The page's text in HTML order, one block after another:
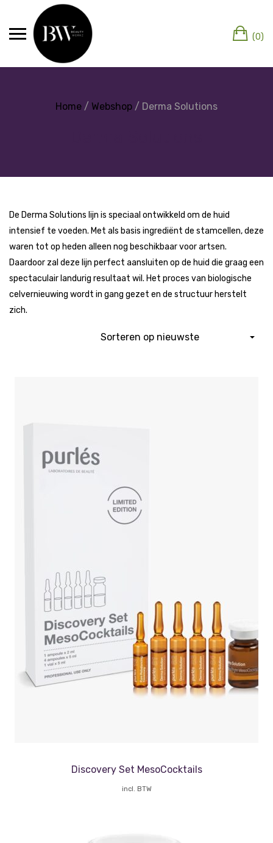
(0)
Home / Webshop / Derma Solutions
De Derma Solutions lijn is speciaal ontwikkeld om de huid
intensief te voeden. Met als basis ingrediënt de stamcellen, deze
waren tot op heden alleen nog beschikbaar voor artsen.
Daardoor zal deze lijn perfect aansluiten op de huid die graag een
spectaculair landurig resultaat wil. Het proces van biologische
celvernieuwing wordt in gang gezet en de structuur herstelt
zich.
Discovery Set MesoCocktails
incl. BTW